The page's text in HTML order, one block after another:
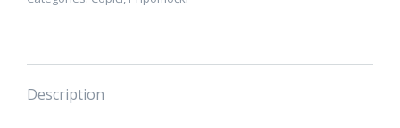
Description